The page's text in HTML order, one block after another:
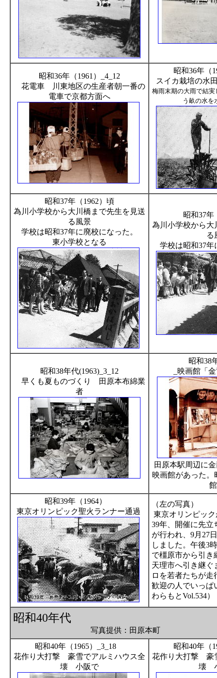
昭和36年（1961）_4_12
花電車 川東地区の生産者朝一番の
電車で京都方面へ
昭和36年（
スイカ栽培の水
梅雨末期の大雨で結
う畝の水を
昭和37年（1962）頃
為川小学校から大川橋まで先生を見送
る風景
学校は昭和37年に廃校になった。
東小学校となる
昭和37年
為川小学校から大
る
学校は昭和37
昭和38年代(1963)_3_12
早くも夏ものづくり 田原本布綿業
者
昭和38
_映画館「
田原本駅周辺に
映画館があった。
昭和39年（1964）
東京オリンピック聖火ランナー通過
（左の写真）
東京オリンピッ
39年、開催に先立
が行われ、9月27
しました。午後3
で橿原市から引き
天理市へ引き継ぐ
ロを若者たちが
歓迎の人でいっぱ
わらもとVol.534）
昭和40年代
写真提供：田原本町
昭和40年（1965）_3_18
花作り大打撃 豪雪でアルミハウス全
壊 小阪で
昭和40年（
花作り大打撃 豪
壊